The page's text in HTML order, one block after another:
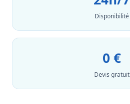
Disponibilité
0 €
Devis gratuit